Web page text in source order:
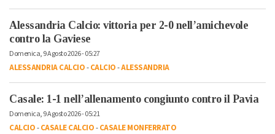
Alessandria Calcio: vittoria per 2-0 nell’amichevole
contro la Gaviese
Domenica, 9 Agosto 2026 - 05:27
ALESSANDRIA CALCIO-CALCIO-ALESSANDRIA
Casale: 1-1 nell’allenamento congiunto contro il Pavia
Domenica, 9 Agosto 2026 - 05:21
CALCIO-CASALE CALCIO-CASALE MONFERRATO